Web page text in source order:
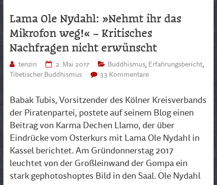
Lama Ole Nydahl: »Nehmt ihr das
Mikrofon weg!« – Kritisches
Nachfragen nicht erwünscht
tenzin 2. Mai 2017 Buddhismus, Erfahrungsbericht,
Tibetischer Buddhismus
33 Kommentare
Babak Tubis, Vorsitzender des Kölner Kreisverbands
der Piratenpartei, postete auf seinem Blog einen
Beitrag von Karma Dechen Llamo, der über
Eindrücke vom Osterkurs mit Lama Ole Nydahl in
Kassel berichtet. Am Gründonnerstag 2017
leuchtet von der Großleinwand der Gompa ein
stark gephotoshoptes Bild in den Saal. Ole Nydahl